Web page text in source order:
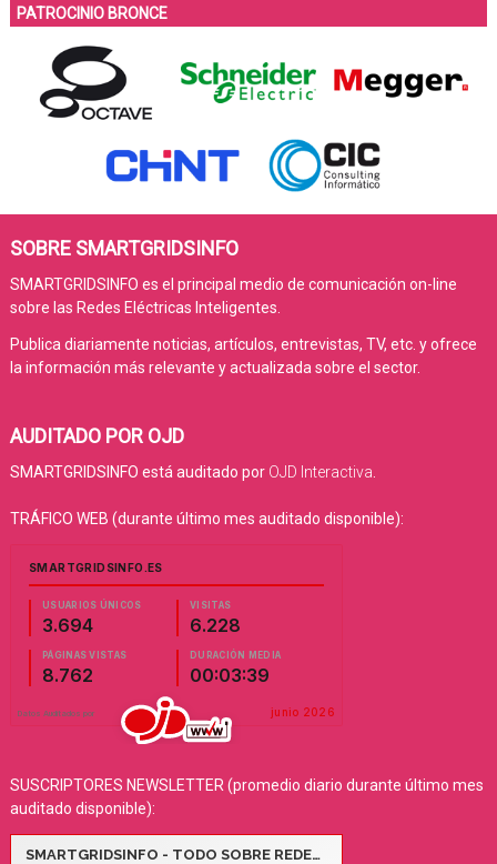
PATROCINIO BRONCE
SOBRE SMARTGRIDSINFO
SMARTGRIDSINFO es el principal medio de comunicación on-line
sobre las Redes Eléctricas Inteligentes.
Publica diariamente noticias, artículos, entrevistas, TV, etc. y ofrece
la información más relevante y actualizada sobre el sector.
AUDITADO POR OJD
SMARTGRIDSINFO está auditado por OJD Interactiva
TRÁFICO WEB (durante último mes auditado disponible):
SUSCRIPTORES NEWSLETTER (promedio diario durante último mes
auditado disponible):